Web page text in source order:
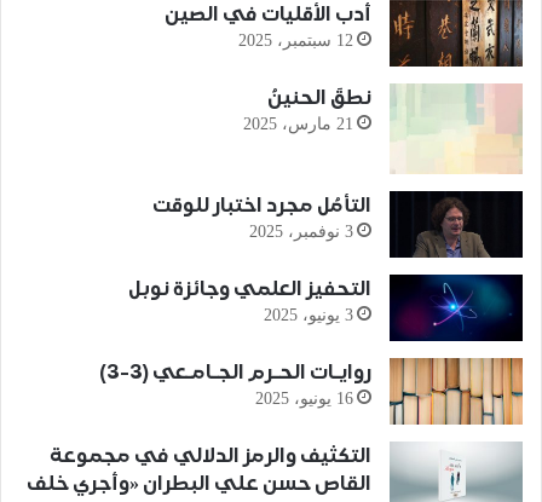
أدب الأقليات في الصين
12 سبتمبر، 2025
نطقَ الحنينُ
21 مارس، 2025
التأمُل مجرد اختبار للوقت
3 نوفمبر، 2025
التحفيز العلمي وجائزة نوبل
3 يونيو، 2025
روايـات الحـرم الجـامـعي (3-3)
16 يونيو، 2025
التكثيف والرمز الدلالي في مجموعة
القاص حسن علي البطران «وأجري خلف